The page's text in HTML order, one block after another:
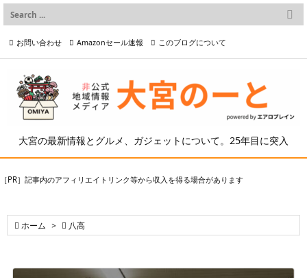
大宮の最新情報とグルメ、ガジェットについて。25年目に突入

メニュー

検索
お問い合わせ Amazonセール速報 このブログについて
プライバシーポリシー等
［PR］記事内のアフィリエイトリンク等から収入を得る場合があります
 ホーム >  八高